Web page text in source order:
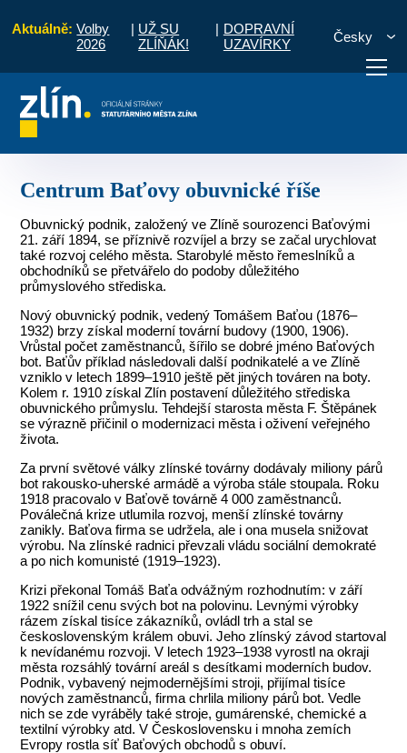
Aktuálně: Volby
2026
| UŽ SU
ZLÍŇÁK!
| DOPRAVNÍ
UZAVÍRKY
Česky
Potřebuji zaplatit
Centrum Baťovy obuvnické říše
Obuvnický podnik, založený ve Zlíně sourozenci Baťovými
21. září 1894, se příznivě rozvíjel a brzy se začal urychlovat
také rozvoj celého města. Starobylé město řemeslníků a
obchodníků se přetvářelo do podoby důležitého
průmyslového střediska.
Nový obuvnický podnik, vedený Tomášem Baťou (1876–
1932) brzy získal moderní tovární budovy (1900, 1906).
Vrůstal počet zaměstnanců, šířilo se dobré jméno Baťových
bot. Baťův příklad následovali další podnikatelé a ve Zlíně
vzniklo v letech 1899–1910 ještě pět jiných továren na boty.
Kolem r. 1910 získal Zlín postavení důležitého střediska
obuvnického průmyslu. Tehdejší starosta města F. Štěpánek
se výrazně přičinil o modernizaci města i oživení veřejného
života.
Za první světové války zlínské továrny dodávaly miliony párů
bot rakousko-uherské armádě a výroba stále stoupala. Roku
1918 pracovalo v Baťově továrně 4 000 zaměstnanců.
Poválečná krize utlumila rozvoj, menší zlínské továrny
zanikly. Baťova firma se udržela, ale i ona musela snižovat
výrobu. Na zlínské radnici převzali vládu sociální demokraté
a po nich komunisté (1919–1923).
Krizi překonal Tomáš Baťa odvážným rozhodnutím: v září
1922 snížil cenu svých bot na polovinu. Levnými výrobky
rázem získal tisíce zákazníků, ovládl trh a stal se
československým králem obuvi. Jeho zlínský závod startoval
k nevídanému rozvoji. V letech 1923–1938 vyrostl na okraji
města rozsáhlý tovární areál s desítkami moderních budov.
Podnik, vybavený nejmodernějšími stroji, přijímal tisíce
nových zaměstnanců, firma chrlila miliony párů bot. Vedle
nich se zde vyráběly také stroje, gumárenské, chemické a
textilní výrobky atd. V Československu i mnoha zemích
Evropy rostla síť Baťových obchodů s obuví.